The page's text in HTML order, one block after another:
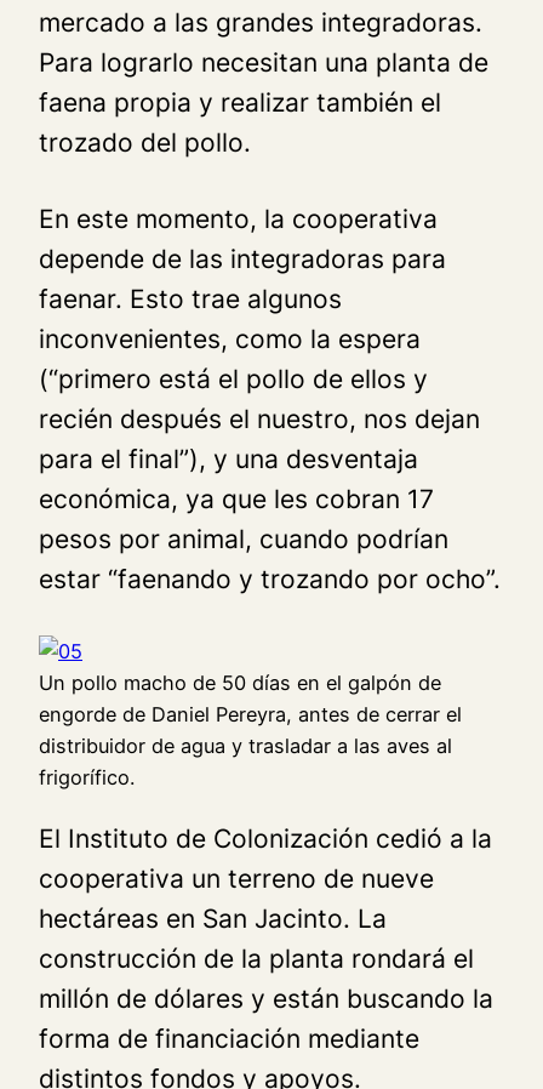
mercado a las grandes integradoras.
Para lograrlo necesitan una planta de
faena propia y realizar también el
trozado del pollo.
En este momento, la cooperativa
depende de las integradoras para
faenar. Esto trae algunos
inconvenientes, como la espera
(“primero está el pollo de ellos y
recién después el nuestro, nos dejan
para el final”), y una desventaja
económica, ya que les cobran 17
pesos por animal, cuando podrían
estar “faenando y trozando por ocho”.
Un pollo macho de 50 días en el galpón de
engorde de Daniel Pereyra, antes de cerrar el
distribuidor de agua y trasladar a las aves al
frigorífico.
El Instituto de Colonización cedió a la
cooperativa un terreno de nueve
hectáreas en San Jacinto. La
construcción de la planta rondará el
millón de dólares y están buscando la
forma de financiación mediante
distintos fondos y apoyos.